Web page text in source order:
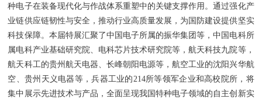
种电子在装备现代化与作战体系重塑中的关键支撑作用。通过强化产
业链供应链韧性与安全，推动行业高质量发展，为国防建设提供坚实
科技保障。本届特展汇聚了中国电子所属的振华集团等，中国电科所
属电科产业基础研究院、电科芯片技术研究院等，航天科技九院等，
航天科工的贵州航天电器、长峰朝阳电源等，航空工业的沈阳兴华航
空、贵州天义电器等，兵器工业的214所等领军企业和高校院所，将
集中展示先进技术与产品，全面呈现我国特种电子领域的自主创新实